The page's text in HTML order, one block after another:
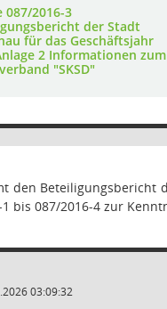
087/2016-3
der Stadt
für das Geschäftsjahr
2 Informationen zum
"SKSD"
den Beteiligungsbericht
bis 087/2016-4 zur
03:09:32